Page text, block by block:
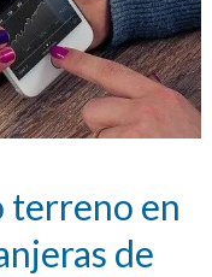
terreno en
de